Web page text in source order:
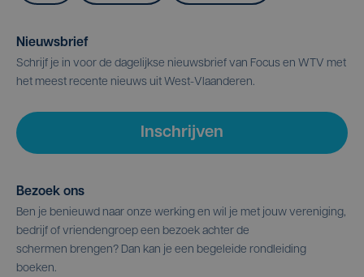
Nieuwsbrief
Schrijf je in voor de dagelijkse nieuwsbrief van Focus en WTV met
het meest recente nieuws uit West-Vlaanderen.
Inschrijven
Bezoek ons
Ben je benieuwd naar onze werking en wil je met jouw vereniging,
bedrijf of vriendengroep een bezoek achter de
schermen brengen? Dan kan je een begeleide rondleiding
boeken.